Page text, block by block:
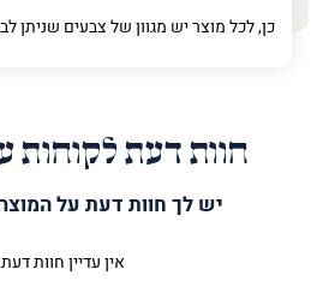
כן, לכל מוצר יש מגוון של צבעים שניתן
חוות דעת לקוחות
יש לך חוות דעת על
אין עדיין חוות